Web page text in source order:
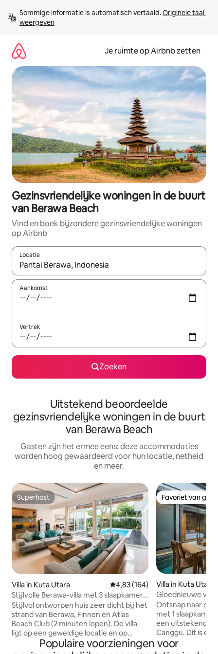
direct
naar
Sommige informatie is automatisch vertaald. Originele taal
weergeven
Je ruimte op Airbnb zetten
Gezinsvriendelijke woningen in de buurt
van Berawa Beach
Vind en boek bijzondere gezinsvriendelijke woningen
op Airbnb
Locatie
Wanneer er suggesties beschikbaar zijn, maak je een keuze
Aankomst
Vertrek
Zoeken
Uitstekend beoordeelde
gezinsvriendelijke woningen in de buurt
van Berawa Beach
Gasten zijn het ermee eens: deze accommodaties
worden hoog gewaardeerd voor hun locatie, netheid
en meer.
Superhost
Superhost
Villa in Kuta Utara Gemiddelde beoordeling van
4,83 (164)
Stijlvolle Berawa-villa met 3 slaapkamers,
dicht bij Atlas en het strand.
Stijlvol ontworpen huis zeer dicht bij het
strand van Berawa, Finnen en Atlas
Beach Club (2 minuten lopen). De villa
ligt op een geweldige locatie en op
loopafstand van de grootste strandclubs
en goede restaurants. Op sommige
Favoriet van
Favoriet van
Villa in Kuta Utara
Gloednieuwe villa
Canggu met
Ontsnap naar
met 1
een uitstekende
Canggu. Dit is de
stellen of
beroemde plek in
Populaire voorzieningen voor